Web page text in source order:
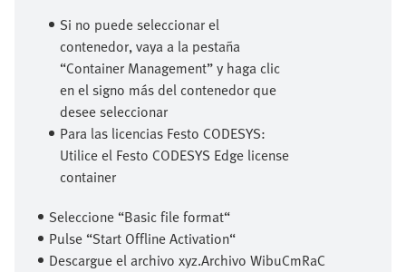
Si no puede seleccionar el
contenedor, vaya a la pestaña
“Container Management” y haga clic
en el signo más del contenedor que
desee seleccionar
Para las licencias Festo CODESYS:
Utilice el Festo CODESYS Edge license
container
Seleccione “Basic file format“
Pulse “Start Offline Activation“
Descargue el archivo xyz.Archivo WibuCmRaC